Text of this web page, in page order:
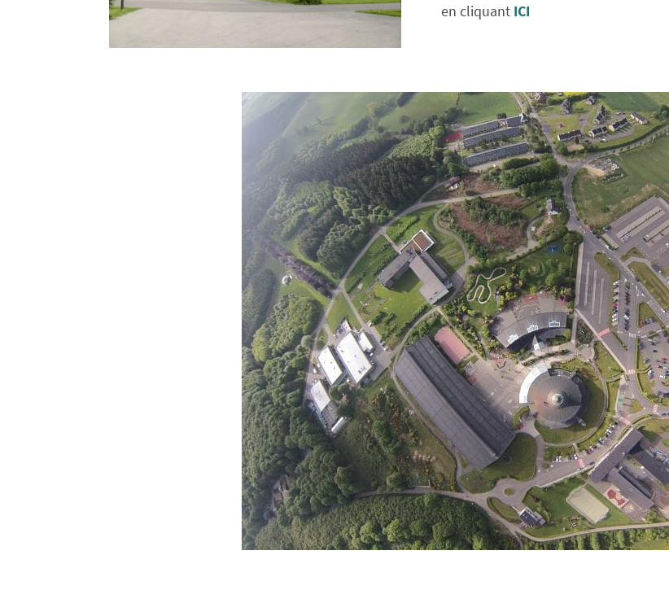
en cliquant ICI